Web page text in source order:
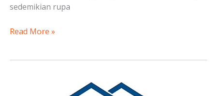
sedemikian rupa
Read More »